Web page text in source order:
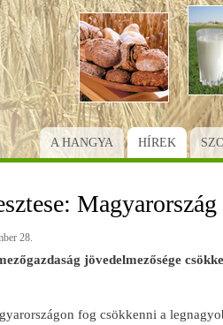
Ugrás
a
tartalomra
A HANGYA HÍREK
Magyarország
28.
jövedelmezősége
fog csökkenni a